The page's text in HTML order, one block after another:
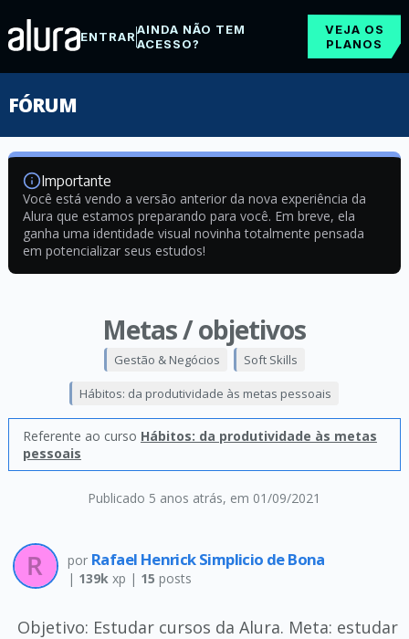
ENTRARAINDA NÃO TEM
ACESSO?
VEJA OS
PLANOS
FÓRUM
Importante
Você está vendo a versão anterior da nova experiência da
Alura que estamos preparando para você. Em breve, ela
ganha uma identidade visual novinha totalmente pensada
em potencializar seus estudos!
Metas / objetivos
Publicado 5 anos atrás, em 01/09/2021
Gestão & Negócios Soft Skills
Hábitos: da produtividade às metas pessoais
Referente ao curso Hábitos: da produtividade às metas
pessoais
por Rafael Henrick Simplicio de Bona
| 139kxp | 15 posts
Objetivo: Estudar cursos da Alura. Meta: estudar